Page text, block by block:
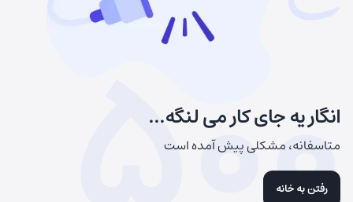
انگار یه جای کار می لنگه...
متاسفانه، مشکلی پیش آمده است
رفتن به خانه